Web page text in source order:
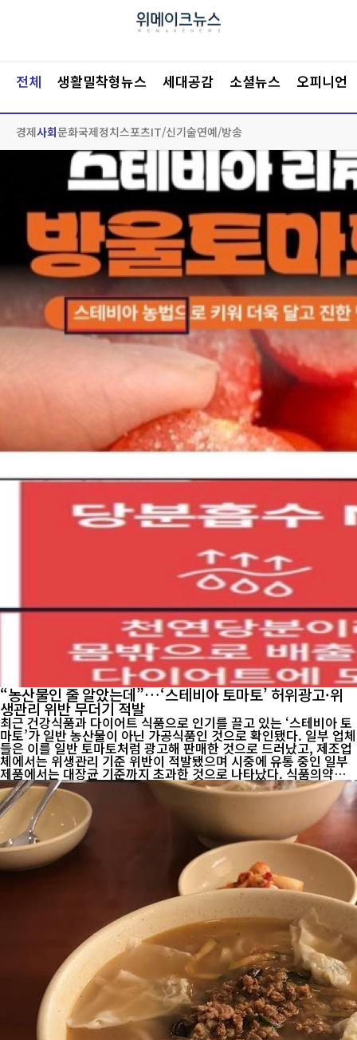
전체 생활밀착형뉴스 세대공감 소셜뉴스 오피니언
경제사회문화국제정치스포츠IT/신기술연예/방송
“농산물인 줄 알았는데”…‘스테비아 토마토’ 허위광고·위
생관리 위반 무더기 적발
최근 건강식품과 다이어트 식품으로 인기를 끌고 있는 ‘스테비아 토
마토’가 일반 농산물이 아닌 가공식품인 것으로 확인됐다. 일부 업체
들은 이를 일반 토마토처럼 광고해 판매한 것으로 드러났고, 제조업
체에서는 위생관리 기준 위반이 적발됐으며 시중에 유통 중인 일부
제품에서는 대장균 기준까지 초과한 것으로 나타났다. 식품의약품
안전처는 6일 ‘스테비아 토마토’에 대한 온라인 광고와 제조업체, 유
통 제품을 집중 점검한 결과 온라인 부당광고 판매업체 15곳과 위생
관리 기준을 위...